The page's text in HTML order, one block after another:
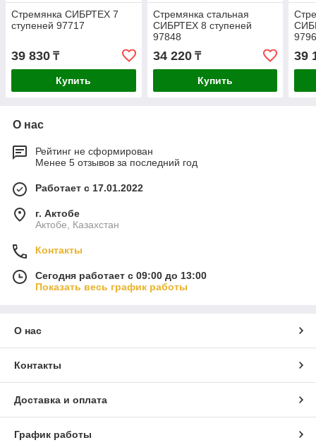
Стремянка СИБРТЕХ 7
ступеней 97717
39 830 ₸
Купить
Стремянка стальная
СИБРТЕХ 8 ступеней
97848
34 220₸
Купить
39
О нас
Рейтинг не сформирован
Менее 5 отзывов за последний год
Работает с 17.01.2022
г. Актобе
Актобе, Казахстан
Контакты
Сегодня работает с 09:00 до 13:00
Показать весь график работы
О нас
Контакты
Доставка и оплата
График работы